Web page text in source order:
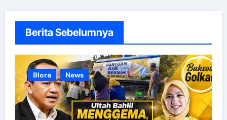
Berita Sebelumnya
Blora News